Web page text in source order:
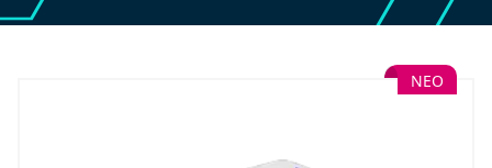
ΝΕΟ